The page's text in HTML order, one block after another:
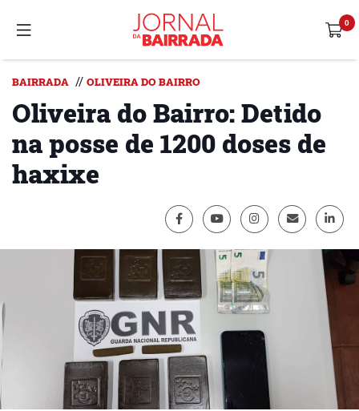
BAIRRADA // OLIVEIRA DO BAIRRO
Oliveira do Bairro: Detido
na posse de 1200 doses de
haxixe